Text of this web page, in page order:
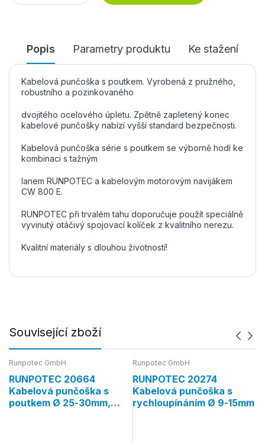
Popis Parametry produktu Ke stažení
Kabelová punčoška s poutkem. Vyrobená z pružného,
robustního a pozinkovaného
dvojitého ocelového úpletu. Zpětně zapletený konec
kabelové punčošky nabízí vyšší standard bezpečnosti.
Kabelová punčoška série s poutkem se výborně hodí ke
kombinaci s tažným
lanem RUNPOTEC a kabelovým motorovým navijákem
CW 800 E.
RUNPOTEC při trvalém tahu doporučuje použít speciálně
vyvinutý otáčivý spojovací kolíček z kvalitního nerezu.
Kvalitní materiály s dlouhou životností!
Související zboží
Runpotec GmbH
RUNPOTEC 20664
Kabelová punčoška s
poutkem Ø 25-30mm,
Runpotec GmbH
RUNPOTEC 20274
Kabelová punčoška s
rychloupínáním Ø 9-15mm